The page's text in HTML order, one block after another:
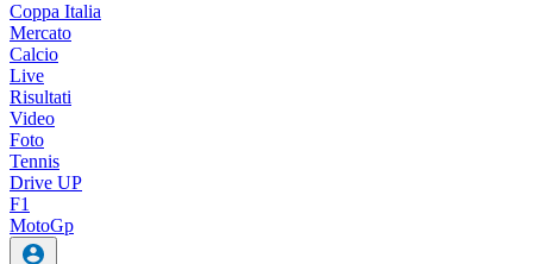
Coppa Italia
Mercato
Calcio
Live
Risultati
Video
Foto
Tennis
Drive UP
F1
MotoGp